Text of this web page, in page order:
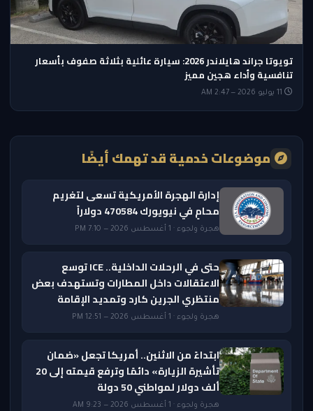
تويوتا جراند هايلاندر 2026: سيارة عائلية بثلاثة صفوف بأسعار
تنافسية وأداء هجين مميز
موضوعات خدمية قد تهمك أيضًا
إدارة الهجرة الأمريكية تسعى لتغريم
محامٍ في نيويورك 470584 دولاراً
هجرة ولجوء · 1 أغسطس 2026 — 7:10 PM
حتى في الرحلات الداخلية.. ICE توسع
الاعتقالات داخل المطارات وتستهدف بعض
منتظري الجرين كارد وتمديد الإقامة
هجرة ولجوء · 1 أغسطس 2026 — 12:51 PM
ابتداءً من الاثنين.. أمريكا تجعل «ضمان
تأشيرة الزيارة» دائمًا وترفع قيمته إلى 20
ألف دولار لمواطني 50 دولة
هجرة ولجوء · 1 أغسطس 2026 — 9:23 AM